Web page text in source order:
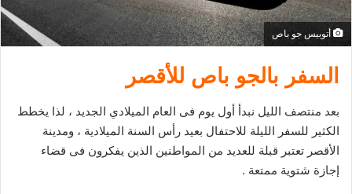
ك
ت
ن
ي
ا
أتوبيس جو باص
السفر بالجو باص للأقصر
بعد منتصف الليل نبدأ أول يوم فى العام الميلادي الجديد ، لذا يخطط
الكثير للسفر الليلة للاحتفال بعيد رأس السنة الميلادية ، ومدينة
الأقصر تعتبر قبلة للعديد من المواطنين الذين يفكرون فى قضاء
إجازة شتوية ممتعة .